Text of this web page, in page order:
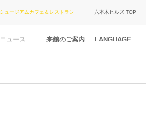
ミュージアムカフェ＆レストラン 六本木ヒルズ TOP
ニュース 来館のご案内 LANGUAGE